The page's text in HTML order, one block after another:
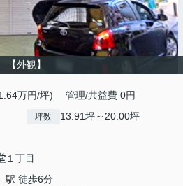
【外観】
万円/坪) 管理/共益費 0円
坪数 13.91坪～20.00坪
１丁目
駅 徒歩6分